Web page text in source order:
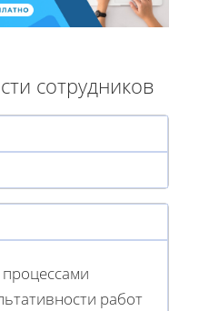
сотрудников
работ